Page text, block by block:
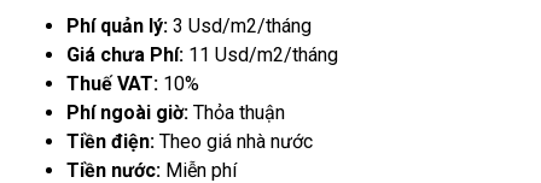
Phí quản lý: 3 Usd/m2/tháng
Giá chưa Phí: 11 Usd/m2/tháng
Thuế VAT: 10%
Phí ngoài giờ: Thỏa thuận
Tiền điện: Theo giá nhà nước
Tiền nước: Miễn phí